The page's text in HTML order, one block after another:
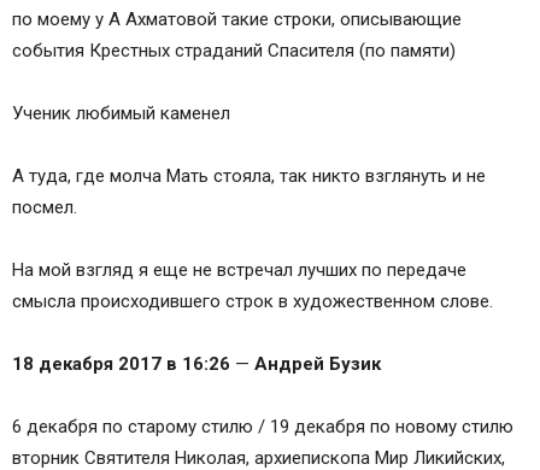
по моему у А Ахматовой такие строки, описывающие
события Крестных страданий Спасителя (по памяти)
Ученик любимый каменел
А туда, где молча Мать стояла, так никто взглянуть и не
посмел.
На мой взгляд я еще не встречал лучших по передаче
смысла происходившего строк в художественном слове.
18 декабря 2017 в 16:26 — Андрей Бузик
6 декабря по старому стилю / 19 декабря по новому стилю
вторник Святителя Николая, архиепископа Мир Ликийских,